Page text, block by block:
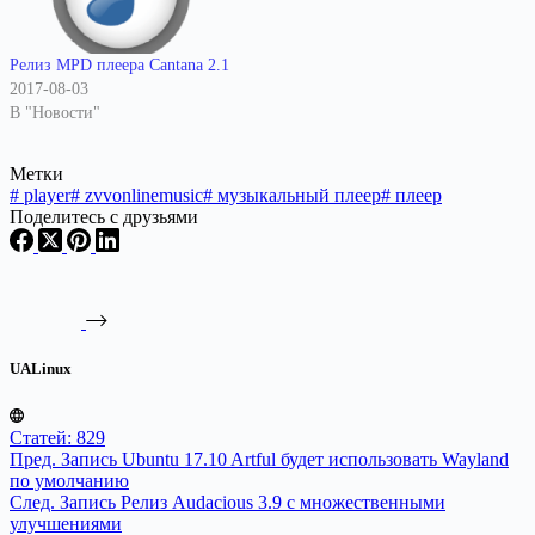
Релиз MPD плеера Cantana 2.1
2017-08-03
В "Новости"
Метки
# player# zvvonlinemusic# музыкальный плеер# плеер
Поделитесь с друзьями
UALinux
Статей: 829
Пред. Запись Ubuntu 17.10 Artful будет использовать Wayland
по умолчанию
След. Запись Релиз Audacious 3.9 с множественными
улучшениями